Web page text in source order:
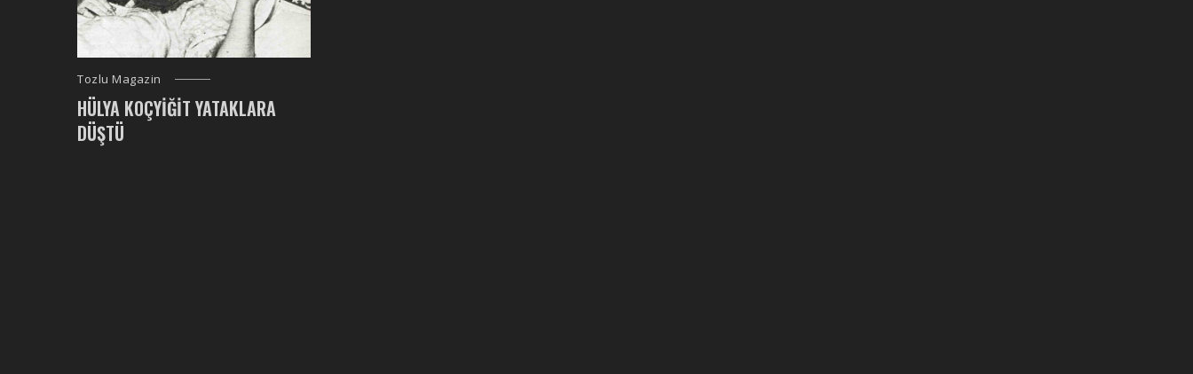
Tozlu Magazin
HÜLYA KOÇYIĞIT YATAKLARA
DÜŞTÜ